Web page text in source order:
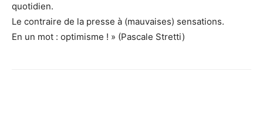
quotidien.
Le contraire de la presse à (mauvaises) sensations.
En un mot : optimisme ! » (Pascale Stretti)